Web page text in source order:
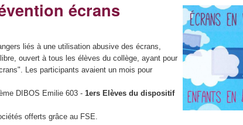
vers le lycée général et
vers le lycée
LCA
écrans
liés à une utilisation abusive des écrans,
ouvert à tous les élèves du collège, ayant pour
Les participants avaient un mois pour
DIBOS Emilie 603 - 1ers Elèves du dispositif
offerts grâce au FSE.